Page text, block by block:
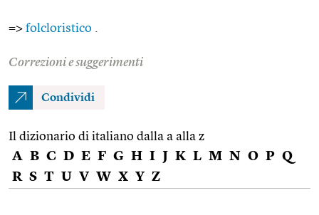
=> folcloristico
Correzioni e suggerimenti
Condividi
Il dizionario di italiano dalla a alla z
A B C D E F G H I J K L M N O P Q
R S T U V W X Y Z